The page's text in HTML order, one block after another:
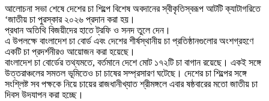
আলোচনা সভা শেষে দেশের চা শিল্পে বিশেষ অবদানের স্বীকৃতিস্বরূপ আটটি ক্যাটাগরিতে
‘জাতীয় চা পুরস্কার ২০২৬ প্রদান করা হয়।
প্রধান অতিথি বিজয়ীদের হাতে ট্রফি ও সনদ তুলে দেন।
এ উপলক্ষে বাংলাদেশ চা বোর্ড এবং দেশের শীর্ষস্থানীয় চা প্রতিষ্ঠানগুলোর অংশগ্রহণে
একটি চা প্রদর্শনীরও আয়োজন করা হয়েছে।
বাংলাদেশ চা বোর্ডের তথ্যমতে, বর্তমানে দেশে মোট ১৭২টি চা বাগান রয়েছে। একই সঙ্গে
উত্তরাঞ্চলের সমতল ভূমিতেও চা চাষের সম্প্রসারণ ঘটেছে। দেশের চা শিল্পের সঙ্গে
সংশ্লিষ্ট সব পক্ষকে নিয়ে চায়ের রাজধানীখ্যাত শ্রীমঙ্গলে এবার ষষ্ঠবারের মতো জাতীয় চা
দিবস উদযাপন করা হচ্ছে।